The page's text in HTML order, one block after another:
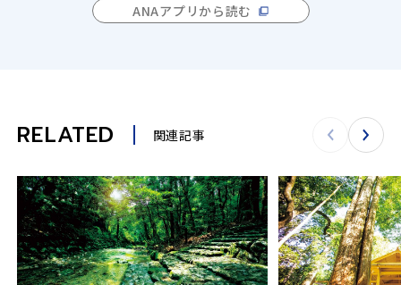
ANAアプリから読む
RELATED 関連記事